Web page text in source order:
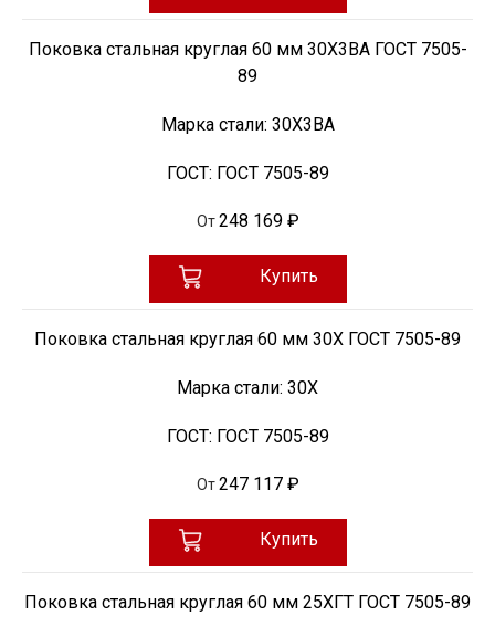
Поковка стальная круглая 60 мм 30Х3ВА ГОСТ 7505-
89
Марка стали: 30Х3ВА
ГОСТ: ГОСТ 7505-89
От 248 169 ₽
Купить
Поковка стальная круглая 60 мм 30Х ГОСТ 7505-89
Марка стали: 30Х
ГОСТ: ГОСТ 7505-89
От 247 117 ₽
Купить
Поковка стальная круглая 60 мм 25ХГТ ГОСТ 7505-89